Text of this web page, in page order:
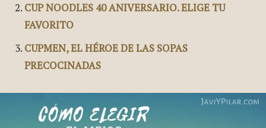
CUP NOODLES 40 ANIVERSARIO. ELIGE TU
FAVORITO
CUPMEN, EL HÉROE DE LAS SOPAS
PRECOCINADAS